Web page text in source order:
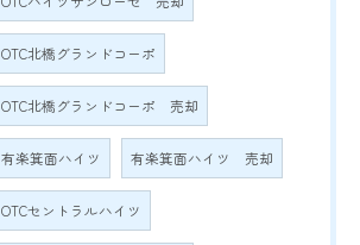
OTC北橋グランドコーポ
OTC北橋グランドコーポ 売却
有楽箕面ハイツ 有楽箕面ハイツ 売却
OTCセントラルハイツ